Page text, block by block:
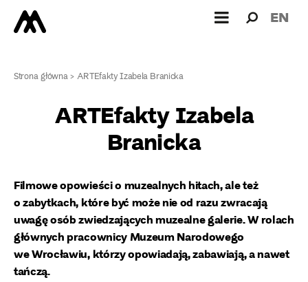
dla: EN
Strona główna>ARTEfakty Izabela Branicka
ARTEfakty Izabela
Branicka
Filmowe opowieści o muzealnych hitach, ale też
o zabytkach, które być może nie od razu zwracają
uwagę osób zwiedzających muzealne galerie. W rolach
głównych pracownicy Muzeum Narodowego
we Wrocławiu, którzy opowiadają, zabawiają, a nawet
tańczą.